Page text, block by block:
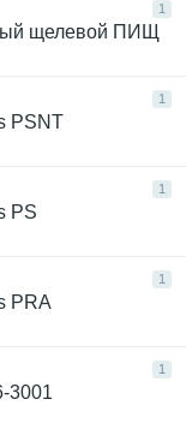
1
щелевой ПИЩ
1
PSNT
1
PS
1
PRA
1
3001